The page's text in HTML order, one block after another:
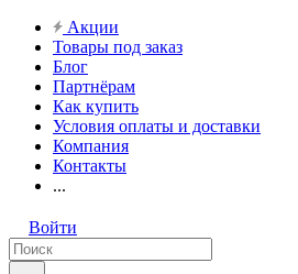
Акции
Товары под заказ
Блог
Партнёрам
Как купить
Условия оплаты и доставки
Компания
Контакты
...
Войти